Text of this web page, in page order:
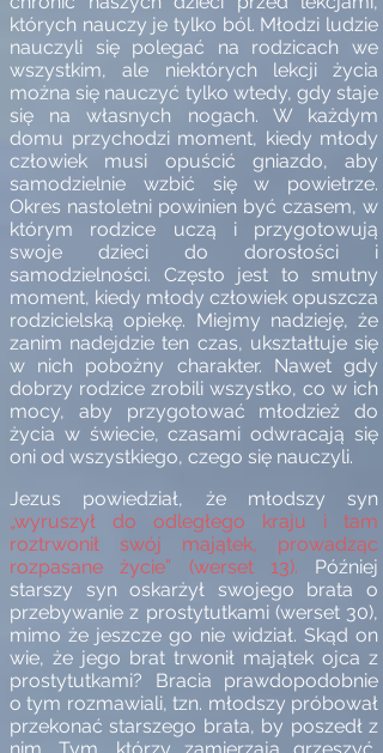
których nauczy je tylko ból. Młodzi ludzie
nauczyli się polegać na rodzicach we
wszystkim, ale niektórych lekcji życia
można się nauczyć tylko wtedy, gdy staje
się na własnych nogach. W każdym
domu przychodzi moment, kiedy młody
człowiek musi opuścić gniazdo, aby
samodzielnie wzbić się w powietrze.
Okres nastoletni powinien być czasem, w
którym rodzice uczą i przygotowują
swoje dzieci do dorosłości i
samodzielności. Często jest to smutny
moment, kiedy młody człowiek opuszcza
rodzicielską opiekę. Miejmy nadzieję, że
zanim nadejdzie ten czas, ukształtuje się
w nich pobożny charakter. Nawet gdy
dobrzy rodzice zrobili wszystko, co w ich
mocy, aby przygotować młodzież do
życia w świecie, czasami odwracają się
oni od wszystkiego, czego się nauczyli.
Jezus powiedział, że młodszy syn
„wyruszył do odległego kraju i tam
roztrwonił swój majątek, prowadząc
rozpasane życie” (werset 13). Później
starszy syn oskarżył swojego brata o
przebywanie z prostytutkami (werset 30),
mimo że jeszcze go nie widział. Skąd on
wie, że jego brat trwonił majątek ojca z
prostytutkami? Bracia prawdopodobnie
o tym rozmawiali, tzn. młodszy próbował
przekonać starszego brata, by poszedł z